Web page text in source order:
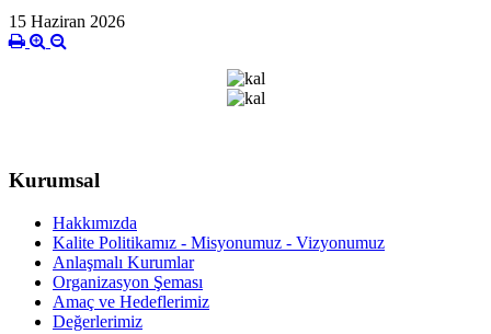
15 Haziran 2026
Kurumsal
Hakkımızda
Kalite Politikamız - Misyonumuz - Vizyonumuz
Anlaşmalı Kurumlar
Organizasyon Şeması
Amaç ve Hedeflerimiz
Değerlerimiz